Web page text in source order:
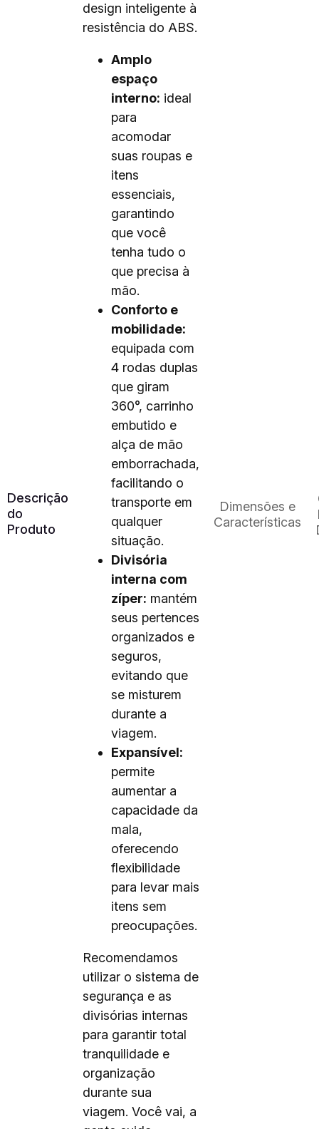
Descrição
do
Produto
design inteligente à
resistência do ABS.
Amplo
espaço
interno: ideal
para
acomodar
suas roupas e
itens
essenciais,
garantindo
que você
tenha tudo o
que precisa à
mão.
Conforto e
mobilidade:
equipada com
4 rodas duplas
que giram
360°, carrinho
embutido e
alça de mão
emborrachada,
facilitando o
transporte em
qualquer
situação.
Divisória
interna com
zíper: mantém
seus pertences
organizados e
seguros,
evitando que
se misturem
durante a
viagem.
Expansível:
permite
aumentar a
capacidade da
mala,
oferecendo
flexibilidade
para levar mais
itens sem
preocupações.
Recomendamos
utilizar o sistema de
segurança e as
divisórias internas
para garantir total
tranquilidade e
organização
durante sua
viagem. Você vai, a
Dimensões e
Características